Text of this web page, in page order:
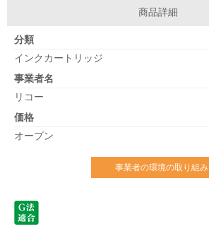
商品詳細
分類
インクカートリッジ
事業者名
リコー
価格
オープン
事業者の環境の取り組み